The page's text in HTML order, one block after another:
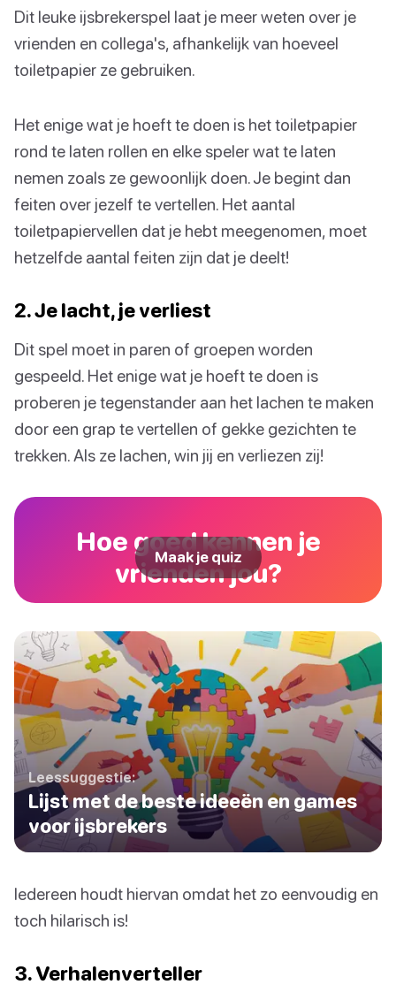
Dit leuke ijsbrekerspel laat je meer weten over je
vrienden en collega's, afhankelijk van hoeveel
toiletpapier ze gebruiken.
Het enige wat je hoeft te doen is het toiletpapier
rond te laten rollen en elke speler wat te laten
nemen zoals ze gewoonlijk doen. Je begint dan
feiten over jezelf te vertellen. Het aantal
toiletpapiervellen dat je hebt meegenomen, moet
hetzelfde aantal feiten zijn dat je deelt!
2. Je lacht, je verliest
Dit spel moet in paren of groepen worden
gespeeld. Het enige wat je hoeft te doen is
proberen je tegenstander aan het lachen te maken
door een grap te vertellen of gekke gezichten te
trekken. Als ze lachen, win jij en verliezen zij!
Hoe goed kennen je
vrienden jou?
Maak je quiz
Leessuggestie:
Lijst met de beste ideeën en games
voor ijsbrekers
Iedereen houdt hiervan omdat het zo eenvoudig en
toch hilarisch is!
3. Verhalenverteller